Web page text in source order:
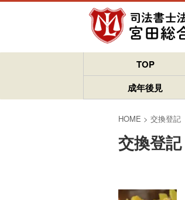
TOP
成年後見
HOME > 交換登記
交換登記